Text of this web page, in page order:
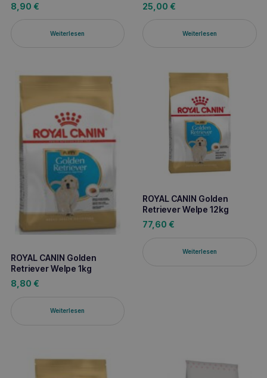
8,90 €
Weiterlesen
25,00 €
Weiterlesen
ROYAL CANIN Golden
Retriever Welpe 1kg
8,80 €
Weiterlesen
ROYAL CANIN Golden
Retriever Welpe 12kg
77,60 €
Weiterlesen